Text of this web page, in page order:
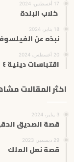
17 أغسطس، 2024
كلاب البلدة
18 يناير، 2024
نبذه عن
20 أغسطس، 2024
اقتباسات دينية ٤
اكثر المقالات
3 يناير، 2024
قصة الصديق
29 ديسمبر، 2023
قصة نعل الملك